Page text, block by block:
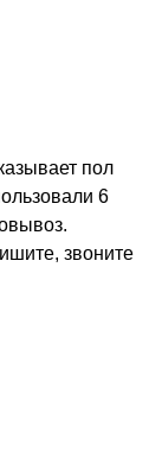
пол
6
звоните